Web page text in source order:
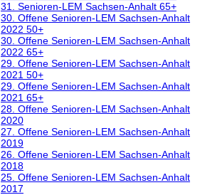
31. Senioren-LEM Sachsen-Anhalt 65+
30. Offene Senioren-LEM Sachsen-Anhalt
2022 50+
30. Offene Senioren-LEM Sachsen-Anhalt
2022 65+
29. Offene Senioren-LEM Sachsen-Anhalt
2021 50+
29. Offene Senioren-LEM Sachsen-Anhalt
2021 65+
28. Offene Senioren-LEM Sachsen-Anhalt
2020
27. Offene Senioren-LEM Sachsen-Anhalt
2019
26. Offene Senioren-LEM Sachsen-Anhalt
2018
25. Offene Senioren-LEM Sachsen-Anhalt
2017